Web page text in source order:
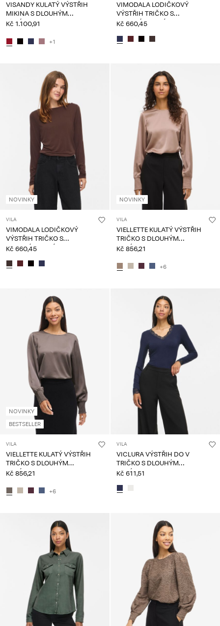
VISANDY KULATÝ VÝSTŘIH
MIKINA S DLOUHÝM
RUKÁVEM
Kč 1.100,91
+1
VIMODALA LODIČKOVÝ
VÝSTŘIH TRIČKO S
DLOUHÝM RUKÁVEM
Kč 660,45
NOVINKY
VILA
VIMODALA LODIČKOVÝ
VÝSTŘIH TRIČKO S
DLOUHÝM RUKÁVEM
Kč 660,45
NOVINKY
VILA
VIELLETTE KULATÝ VÝSTŘIH
TRIČKO S DLOUHÝM
RUKÁVEM
Kč 856,21
+6
NOVINKY
BESTSELLER
VILA
VIELLETTE KULATÝ VÝSTŘIH
TRIČKO S DLOUHÝM
RUKÁVEM
Kč 856,21
+6
VILA
VICLURA VÝSTŘIH DO V
TRIČKO S DLOUHÝM
RUKÁVEM
Kč 611,51